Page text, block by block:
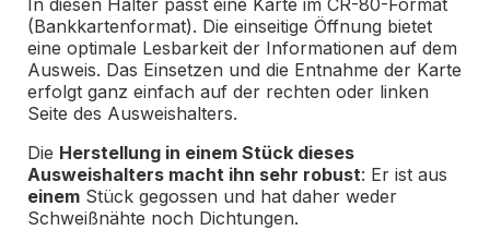
In diesen Halter passt eine Karte im CR-80-Format
(Bankkartenformat). Die einseitige Öffnung bietet
eine optimale Lesbarkeit der Informationen auf dem
Ausweis. Das Einsetzen und die Entnahme der Karte
erfolgt ganz einfach auf der rechten oder linken
Seite des Ausweishalters.
Die Herstellung in einem Stück dieses
Ausweishalters macht ihn sehr robust: Er ist aus
einem Stück gegossen und hat daher weder
Schweißnähte noch Dichtungen.